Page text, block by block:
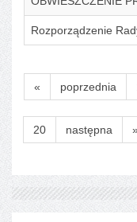
Rozporządzenie
« poprzednia
20 następna